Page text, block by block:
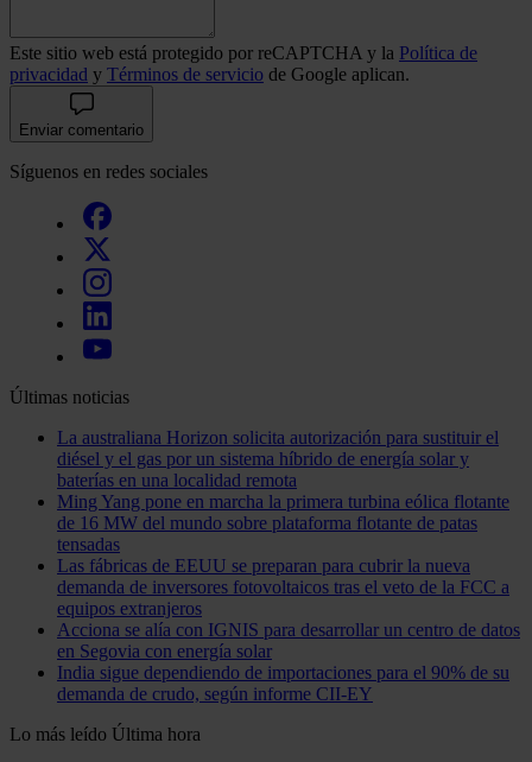
Este sitio web está protegido por reCAPTCHA y la Política de
privacidad y Términos de servicio de Google aplican.
Enviar comentario
Síguenos en redes sociales
Últimas noticias
La australiana Horizon solicita autorización para sustituir el
diésel y el gas por un sistema híbrido de energía solar y
baterías en una localidad remota
Ming Yang pone en marcha la primera turbina eólica flotante
de 16 MW del mundo sobre plataforma flotante de patas
tensadas
Las fábricas de EEUU se preparan para cubrir la nueva
demanda de inversores fotovoltaicos tras el veto de la FCC a
equipos extranjeros
Acciona se alía con IGNIS para desarrollar un centro de datos
en Segovia con energía solar
India sigue dependiendo de importaciones para el 90% de su
demanda de crudo, según informe CII-EY
Lo más leído Última hora